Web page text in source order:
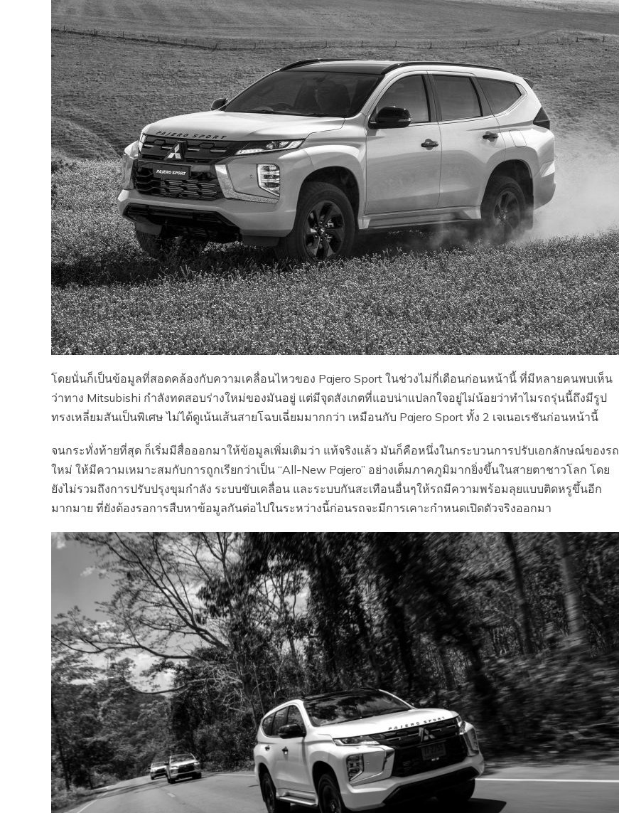
โดยนั่นก็เป็นข้อมูลที่สอดคล้องกับความเคลื่อนไหวของ Pajero Sport ในช่วงไม่กี่เดือนก่อนหน้านี้ ที่มีหลายคนพบเห็น
ว่าทาง Mitsubishi กำลังทดสอบร่างใหม่ของมันอยู่ แต่มีจุดสังเกตที่แอบน่าแปลกใจอยู่ไม่น้อยว่าทำไมรถรุ่นนี้ถึงมีรูป
ทรงเหลี่ยมสันเป็นพิเศษ ไม่ได้ดูเน้นเส้นสายโฉบเฉี่ยมมากกว่า เหมือนกับ Pajero Sport ทั้ง 2 เจเนอเรชันก่อนหน้านี้
จนกระทั่งท้ายที่สุด ก็เริ่มมีสื่อออกมาให้ข้อมูลเพิ่มเติมว่า แท้จริงแล้ว มันก็คือหนึ่งในกระบวนการปรับเอกลักษณ์ของรถ
ใหม่ ให้มีความเหมาะสมกับการถูกเรียกว่าเป็น “All-New Pajero” อย่างเต็มภาคภูมิมากยิ่งขึ้นในสายตาชาวโลก โดย
ยังไม่รวมถึงการปรับปรุงขุมกำลัง ระบบขับเคลื่อน และระบบกันสะเทือนอื่นๆให้รถมีความพร้อมลุยแบบติดหรูขึ้นอีก
มากมาย ที่ยังต้องรอการสืบหาข้อมูลกันต่อไปในระหว่างนี้ก่อนรถจะมีการเคาะกำหนดเปิดตัวจริงออกมา